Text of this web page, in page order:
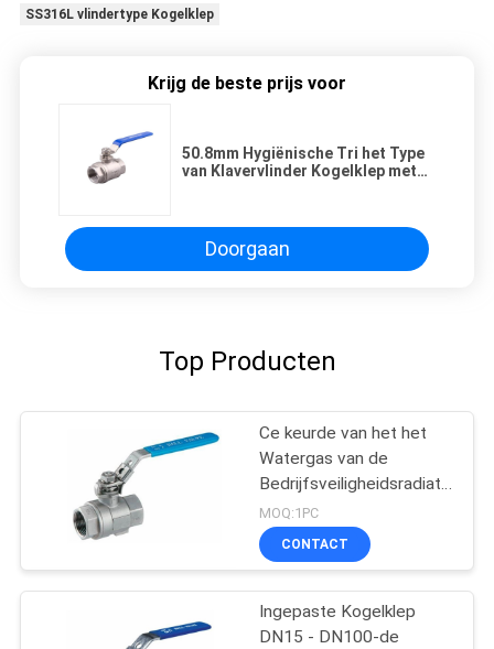
SS316L vlindertype Kogelklep
Krijg de beste prijs voor
50.8mm Hygiënische Tri het Type
van Klavervlinder Kogelklep met
Doorgaan
Top Producten
Ce keurde van het het
Watergas van de
Bedrijfsveiligheidsradiator
het MessingsKogelklep
goed 1/4 Duim
Mannelijke NPT
Klep
MOQ:1PC
CONTACT
Ingepaste Kogelklep
DN15 - DN100-de